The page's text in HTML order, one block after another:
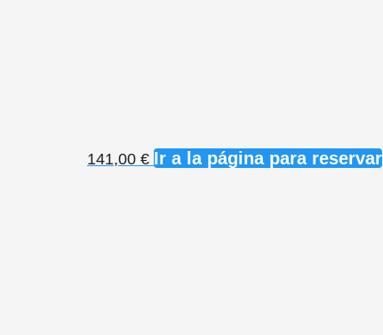
141,00 € Ir a la página para reservar